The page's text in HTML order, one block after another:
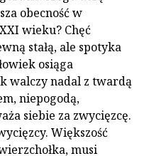
obecność w
wieku? Chęć
stałą, ale spotyka
osiąga
walczy nadal z twardą
niepogodą,
siebie za zwycięzcę.
Większość
musi